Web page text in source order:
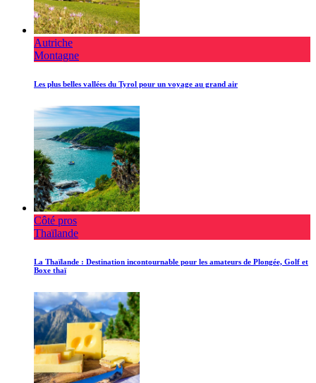
Autriche
Montagne
Les plus belles vallées du Tyrol pour un voyage au grand air
Côté pros
Thaïlande
La Thaïlande : Destination incontournable pour les amateurs de Plongée, Golf et
Boxe thaï